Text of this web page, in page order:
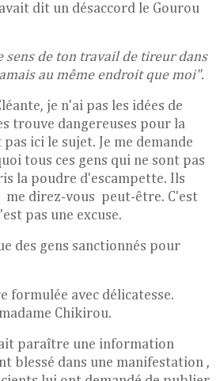
dit un désaccord le Gourou
sens de ton travail de tireur dans
au même endroit que moi".
je n'ai pas les idées de
trouve dangereuses pour la
ici le sujet. Je me demande
tous ces gens qui ne sont pas
la poudre d'escampette. Ils
me direz-vous peut-être. C'est
pas une excuse.
des gens sanctionnés pour
formulée avec délicatesse.
Chikirou.
paraître une information
blessé dans une manifestation ,